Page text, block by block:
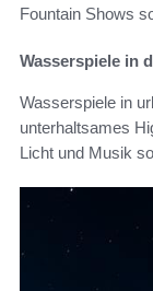
Fountain Shows
Wasserspiele in
Wasserspiele in
unterhaltsames
Licht und Musik